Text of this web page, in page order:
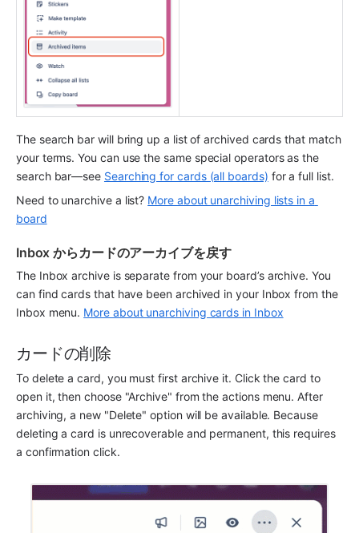
The search bar will bring up a list of archived cards that match
your terms. You can use the same special operators as the
search bar—see Searching for cards (all boards) for a full list.
Need to unarchive a list? More about unarchiving lists in a
board
Inbox からカードのアーカイブを戻す
The Inbox archive is separate from your board’s archive. You
can find cards that have been archived in your Inbox from the
Inbox menu. More about unarchiving cards in Inbox
カードの削除
To delete a card, you must first archive it. Click the card to
open it, then choose "Archive" from the actions menu. After
archiving, a new "Delete" option will be available. Because
deleting a card is unrecoverable and permanent, this requires
a confirmation click.